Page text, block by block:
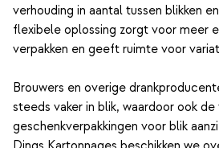
verhouding in aantal tussen blikken
flexibele oplossing zorgt voor meer
verpakken en geeft ruimte voor
Brouwers en overige
steeds vaker in blik, waardoor ook de
geschenkverpakkingen voor blik